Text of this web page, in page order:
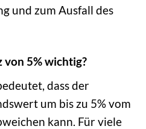
und zum Ausfall des
von 5% wichtig?
dass der
um bis zu 5% vom
kann. Für viele